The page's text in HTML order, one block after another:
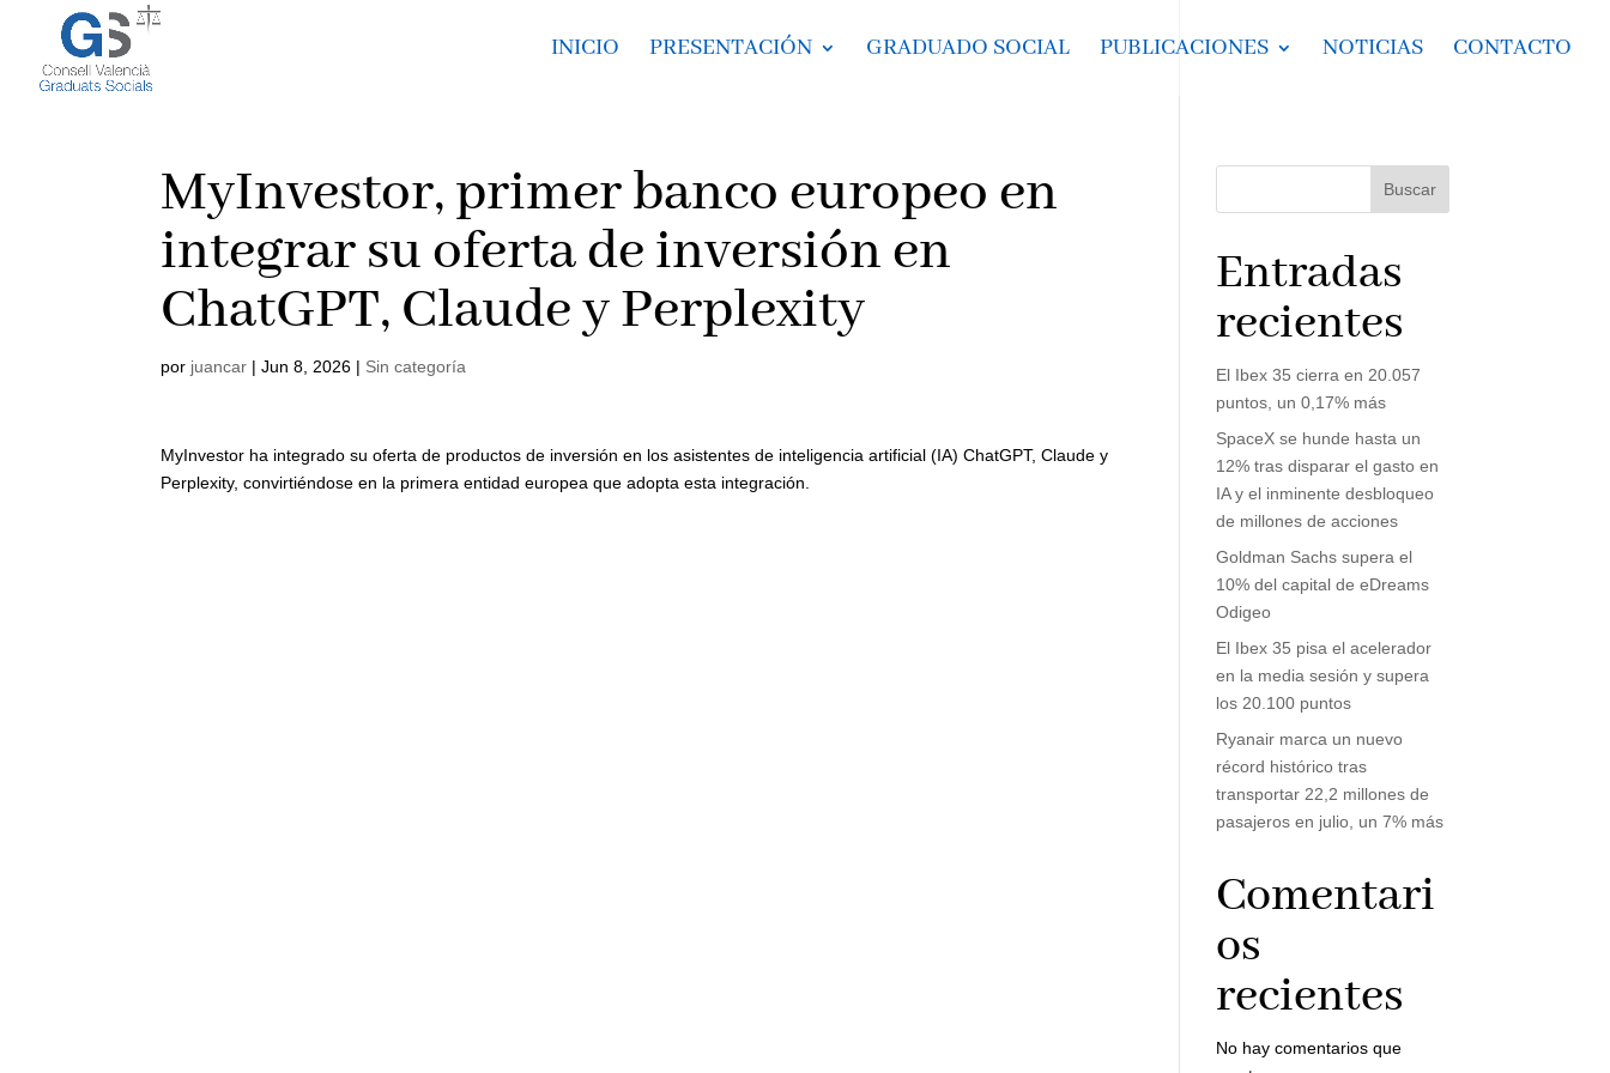
INICIO PRESENTACIÓN GRADUADO SOCIAL PUBLICACIONES NOTICIAS CONTACTO
MyInvestor, primer banco europeo en
integrar su oferta de inversión en
ChatGPT, Claude y Perplexity
por juancar |Jun 8, 2026 | Sin categoría
MyInvestor ha integrado su oferta de productos de inversión en los asistentes de inteligencia artificial (IA) ChatGPT, Claude y
Perplexity, convirtiéndose en la primera entidad europea que adopta esta integración.
Buscar
Entradas
recientes
El Ibex 35 cierra en 20.057
puntos, un 0,17% más
SpaceX se hunde hasta un
12% tras disparar el gasto en
IA y el inminente desbloqueo
de millones de acciones
Goldman Sachs supera el
10% del capital de eDreams
Odigeo
El Ibex 35 pisa el acelerador
en la media sesión y supera
los 20.100 puntos
Ryanair marca un nuevo
récord histórico tras
transportar 22,2 millones de
pasajeros en julio, un 7% más
Comentari
os
recientes
No hay comentarios que